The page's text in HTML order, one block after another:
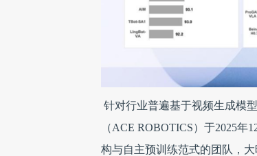
针对行业普遍基于视频生成模
（ACE ROBOTICS）于2025
构与自主预训练范式的团队，